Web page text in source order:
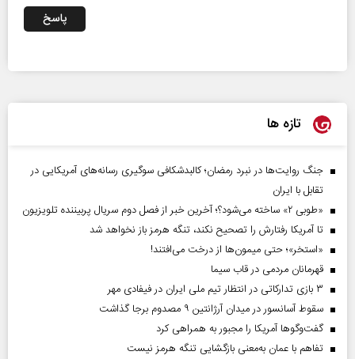
پاسخ
تازه ها
جنگ روایت‌ها در نبرد رمضان؛ کالبدشکافی سوگیری رسانه‌های آمریکایی در
تقابل با ایران
«طوبی ۲» ساخته می‌شود؟؛ آخرین خبر از فصل دوم سریال پربیننده تلویزیون
تا آمریکا رفتارش را تصحیح نکند، تنگه هرمز باز نخواهد شد
«استخر»‌‌؛ حتی میمون‌ها از درخت می‌افتند!
قهرمانان مردمی در قاب سیما
۳ بازی تدارکاتی در انتظار تیم ملی ایران در فیفادی مهر
سقوط آسانسور در میدان آرژانتین ۹ مصدوم برجا گذاشت
گفت‌وگوها آمریکا را مجبور به همراهی کرد
تفاهم با عمان به‌معنی بازگشایی تنگه هرمز نیست